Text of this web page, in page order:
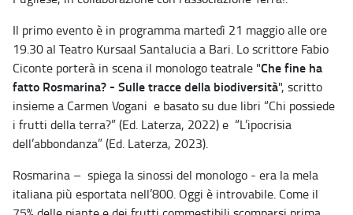
Il primo evento è in programma martedì 21 maggio alle ore
19.30 al Teatro Kursaal Santalucia a Bari. Lo scrittore Fabio
Ciconte porterà in scena il monologo teatrale "Che fine ha
fatto Rosmarina? - Sulle tracce della biodiversità", scritto
insieme a Carmen Vogani e basato su due libri “Chi possiede
i frutti della terra?” (Ed. Laterza, 2022) e “L’ipocrisia
dell’abbondanza” (Ed. Laterza, 2023).
Rosmarina – spiega la sinossi del monologo - era la mela
italiana più esportata nell’800. Oggi è introvabile. Come il